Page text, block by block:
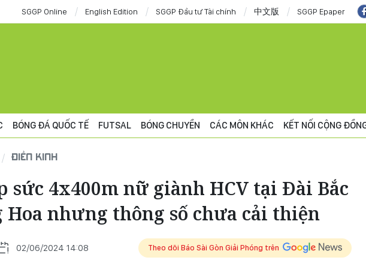
SGGP Online English Edition SGGP Đầu tư Tài chính 中文版 SGGP Epaper
BÓNG ĐÁ QUỐC TẾ FUTSAL BÓNG CHUYỀN CÁC MÔN KHÁC KẾT NỐI CỘNG
ĐIỀN KINH
sức 4x400m nữ giành HCV tại Đài Bắc
Hoa nhưng thông số chưa cải thiện
02/06/2024 14:08 Theo dõi Báo Sài Gòn Giải Phóng trên